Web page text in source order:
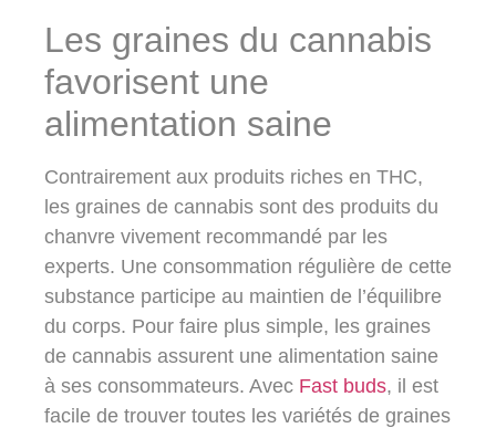
Les graines du cannabis
favorisent une
alimentation saine
Contrairement aux produits riches en THC,
les graines de cannabis sont des produits du
chanvre vivement recommandé par les
experts. Une consommation régulière de cette
substance participe au maintien de l’équilibre
du corps. Pour faire plus simple, les graines
de cannabis assurent une alimentation saine
à ses consommateurs. Avec Fast buds, il est
facile de trouver toutes les variétés de graines